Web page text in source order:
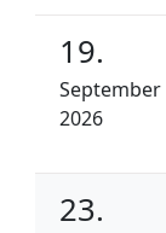
19.
September
2026
23.